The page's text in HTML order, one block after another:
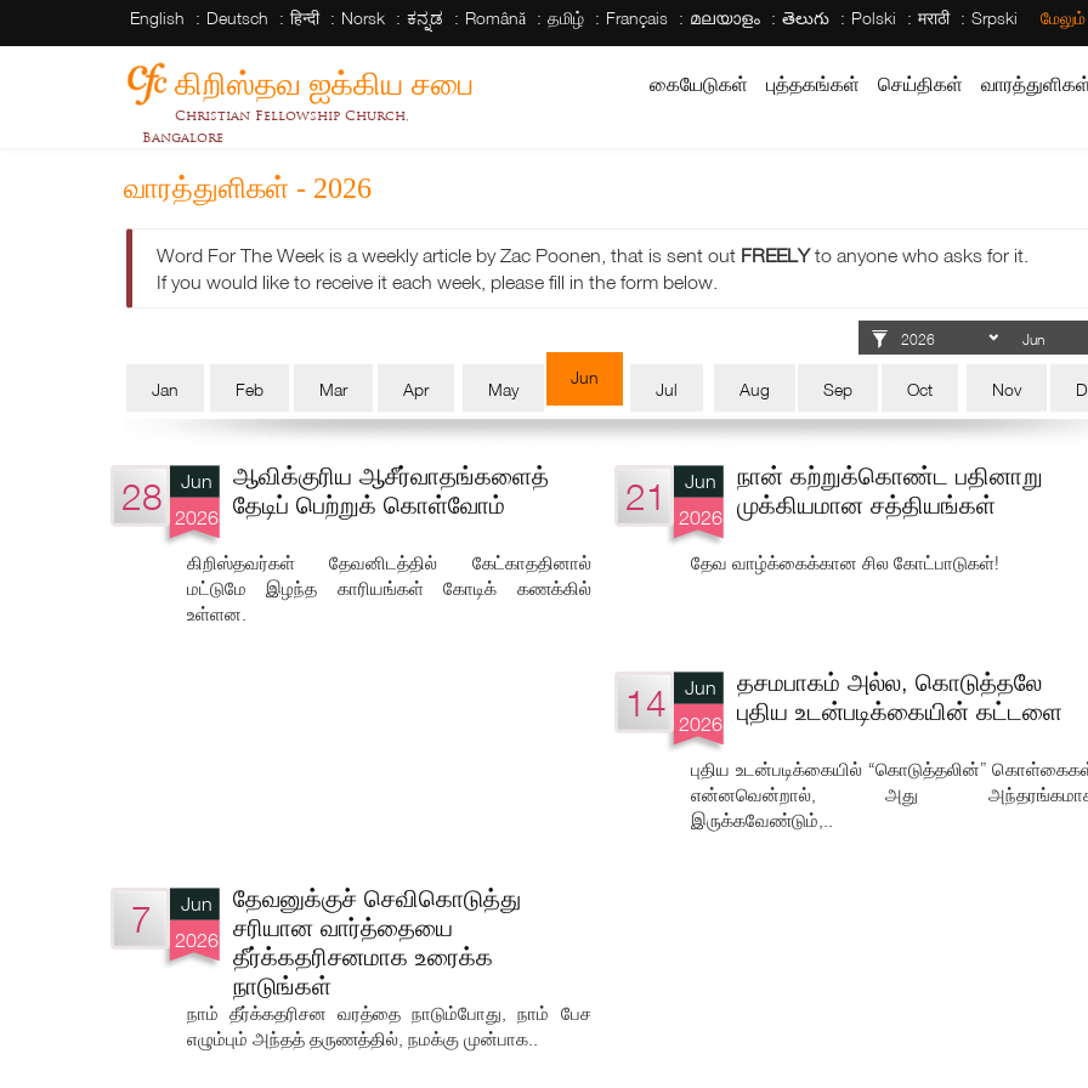
English Deutsch हिन्दी Norsk ಕನ್ನಡ Română தமிழ் Français മലയാളം తెలుగు Polski मराठी Srpski
கிறிஸ்தவ ஐக்கிய சபை
Christian Fellowship Church,
Bangalore
கையேடுகள் புத்தகங்கள் செய்திகள்
வாரத்துளிகள் - 2026
Word For The Week is a weekly article by Zac Poonen, that is sent out FREELYto anyone who asks for it.
If you would like to receive it each week, please fill in the form below.
Jan Feb Mar Apr May
Jun
Jul Aug Sep Oct Nov
28
Jun
2026
ஆவிக்குரிய ஆசீர்வாதங்களைத்
தேடிப் பெற்றுக் கொள்வோம்
கிறிஸ்தவர்கள் தேவனிடத்தில் கேட்காததினால்
மட்டுமே இழந்த காரியங்கள் கோடிக் கணக்கில்
உள்ளன.
21
Jun
2026
நான் கற்றுக்கொண்ட பதினாறு
முக்கியமான சத்தியங்கள்
தேவ வாழ்க்கைக்கான சில கோட்பாடுகள்!
14
Jun
2026
தசமபாகம் அல்ல, கொடுத்தலே
புதிய உடன்படிக்கையின் கட்டளை
புதிய உடன்படிக்கையில் “கொடுத்தலின்”
என்னவென்றால், அது
இருக்கவேண்டும்,..
7
Jun
2026
தேவனுக்குச் செவிகொடுத்து
சரியான வார்த்தையை
தீர்க்கதரிசனமாக உரைக்க
நாடுங்கள்
நாம் தீர்க்கதரிசன வரத்தை நாடும்போது, நாம் பேச
எழும்பும் அந்தத் தருணத்தில், நமக்கு முன்பாக..